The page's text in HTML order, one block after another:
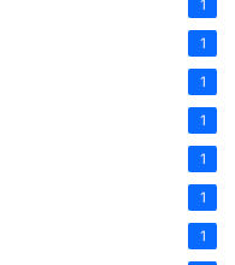
1
1
1
1
1
1
1